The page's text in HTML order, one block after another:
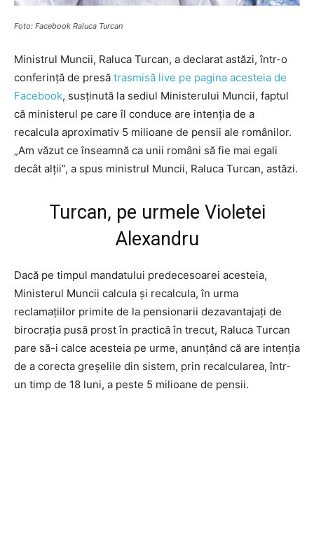
Foto: Facebook Raluca Turcan
Ministrul Muncii, Raluca Turcan, a declarat astăzi, într-o
conferință de presă trasmisă live pe pagina acesteia de
Facebook, susținută la sediul Ministerului Muncii, faptul
că ministerul pe care îl conduce are intenția de a
recalcula aproximativ 5 milioane de pensii ale românilor.
„Am văzut ce înseamnă ca unii români să fie mai egali
decât alții”, a spus ministrul Muncii, Raluca Turcan, astăzi.
Turcan, pe urmele Violetei
Alexandru
Dacă pe timpul mandatului predecesoarei acesteia,
Ministerul Muncii calcula și recalcula, în urma
reclamațiilor primite de la pensionarii dezavantajați de
birocrația pusă prost în practică în trecut, Raluca Turcan
pare să-i calce acesteia pe urme, anunțând că are intenția
de a corecta greșelile din sistem, prin recalcularea, într-
un timp de 18 luni, a peste 5 milioane de pensii.